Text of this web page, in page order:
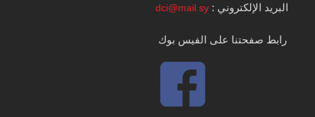
البريد الإلكتروني :dci@mail.sy
رابط صفحتنا على الفيس بوك